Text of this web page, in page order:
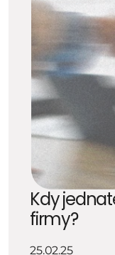
Kdy
firmy?
25.02.25